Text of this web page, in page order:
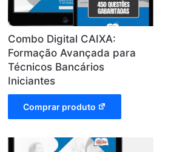
Combo Digital CAIXA:
Formação Avançada para
Técnicos Bancários
Iniciantes
Comprar produto